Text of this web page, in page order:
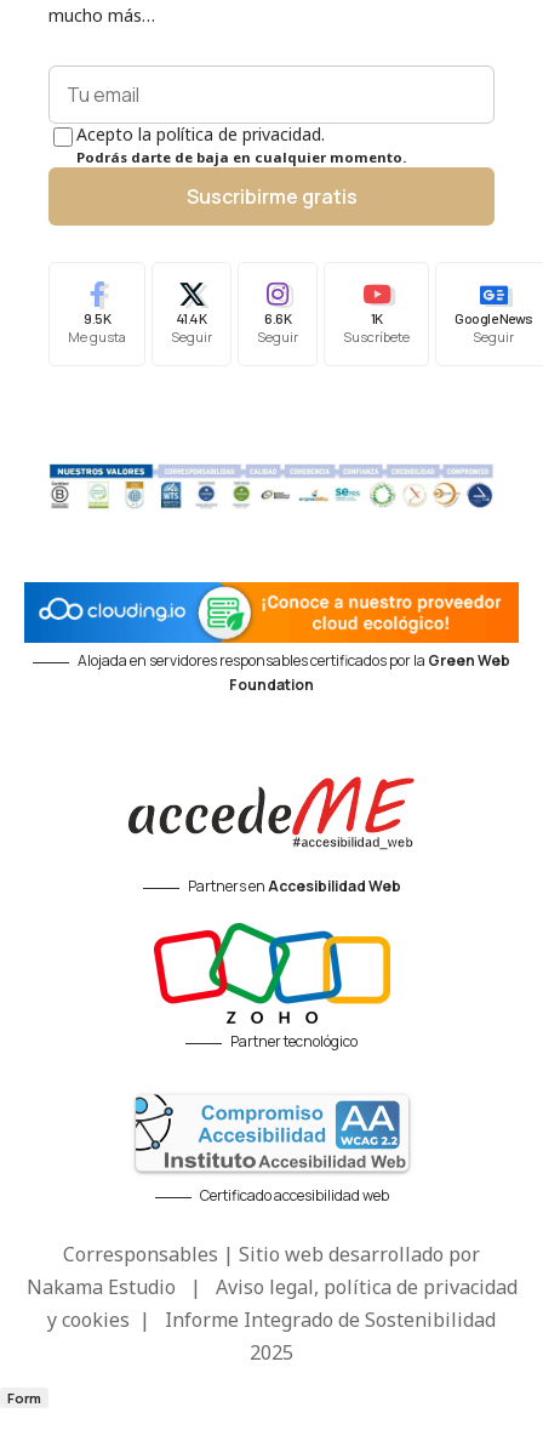
mucho más…
Acepto la política de privacidad.
Podrás darte de baja en cualquier momento.
Suscribirme gratis
9.5K
Me gusta
41.4K
Seguir
6.6K
Seguir
1K
Suscríbete
Google News
Seguir
Alojada en servidores responsables certificados por la Green Web
Foundation
Partners enAccesibilidad Web
Partner tecnológico
Certificado accesibilidad web
Corresponsables | Sitio web desarrollado por
Nakama Estudio | Aviso legal, política de privacidad
y cookies | Informe Integrado de Sostenibilidad
2025
Form